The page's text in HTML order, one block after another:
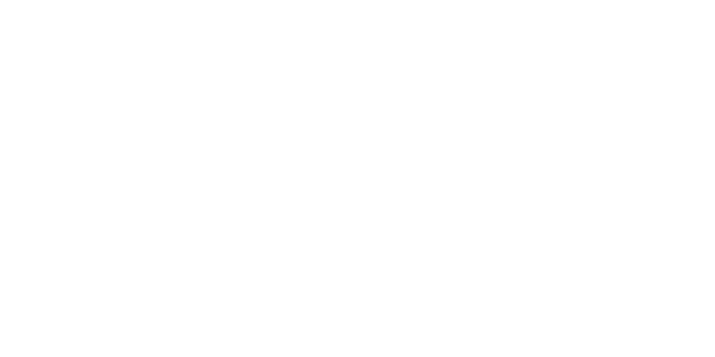
consultez <
étapes suivantes :
de documents dans l'application Automation afin de définir les règles d'extraction
que vous souhaitez traiter. Ces configurations spécifient les champs à extraire,
pour aider Einstein à comprendre la structure du document.
document dans vos flux pour soumettre des documents à l'analyse. L'action utilise la
extraire les données et renvoie les résultats sous forme d'informations structurées
L'action renvoie une classe Apex dynamique contenant toutes les données
manuelle est requise. Cela garantit la qualité des données et fournit une
les champs, les tableaux et les colonnes spécifiques à extraire des
en langage humain pour aider Einstein à mieux comprendre la